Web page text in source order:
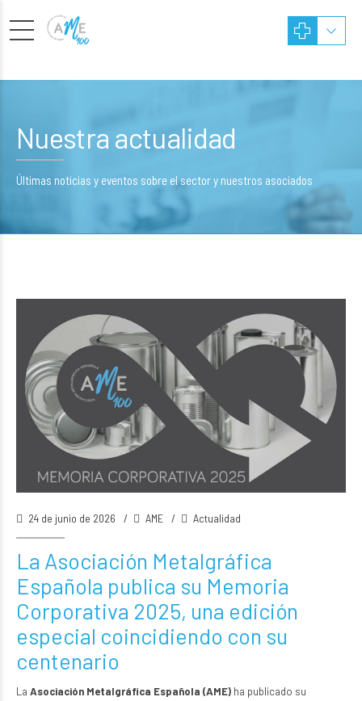
Nuestra actualidad
Últimas noticias y eventos sobre el sector y nuestros asociados
24 de junio de 2026 AME Actualidad
La Asociación Metalgráfica
Española publica su Memoria
Corporativa 2025, una edición
especial coincidiendo con su
centenario
La Asociación Metalgráfica Española (AME) ha publicado su